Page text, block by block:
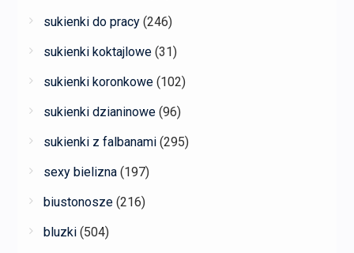
sukienki do pracy (246)
sukienki koktajlowe (31)
sukienki koronkowe (102)
sukienki dzianinowe (96)
sukienki z falbanami (295)
sexy bielizna (197)
biustonosze (216)
bluzki (504)